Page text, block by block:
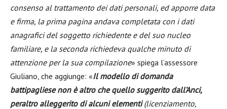
consenso al trattamento dei dati personali, ed apporre data
e firma, la prima pagina andava completata con i dati
anagrafici del soggetto richiedente e del suo nucleo
familiare, e la seconda richiedeva qualche minuto di
attenzione per la sua compilazione» spiega l’assessore
Giuliano, che aggiunge: «Il modello di domanda
battipagliese non è altro che quello suggerito dall’Anci,
peraltro alleggerito di alcuni elementi(licenziamento,